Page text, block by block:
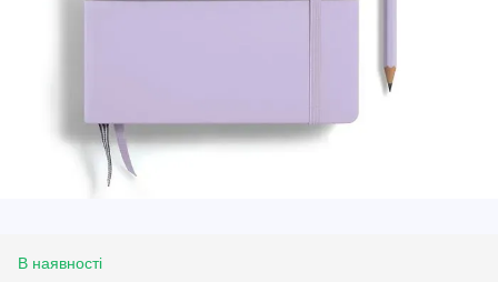
В наявності